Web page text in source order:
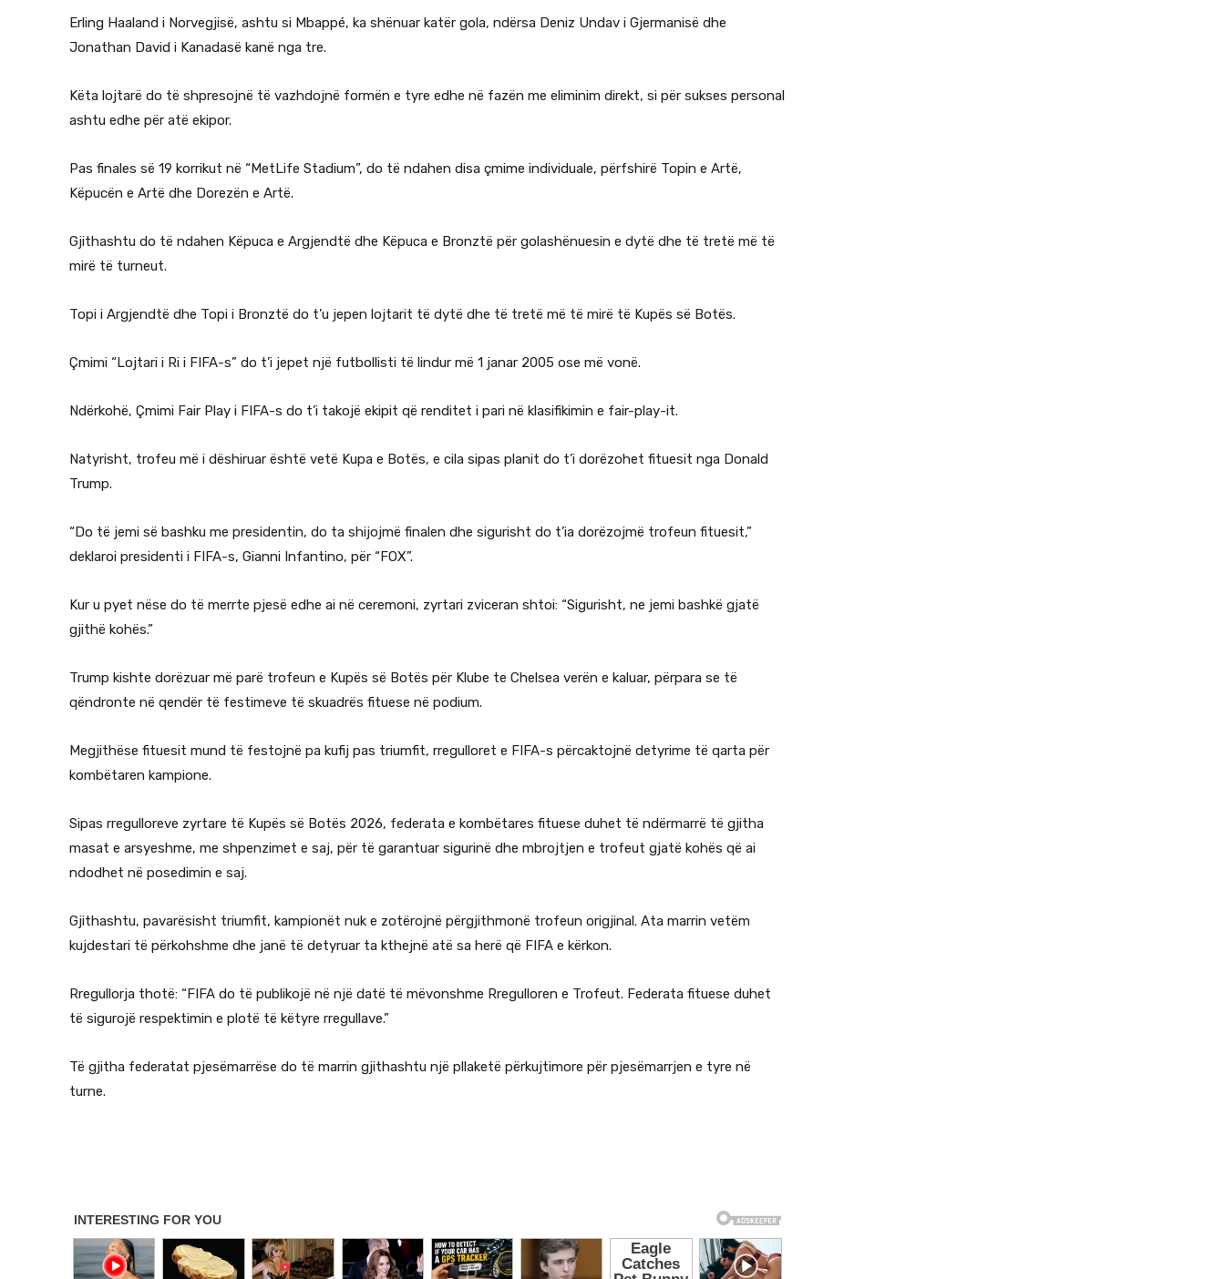
Erling Haaland i Norvegjisë, ashtu si Mbappé, ka shënuar katër gola, ndërsa Deniz Undav i Gjermanisë dhe
Jonathan David i Kanadasë kanë nga tre.
Këta lojtarë do të shpresojnë të vazhdojnë formën e tyre edhe në fazën me eliminim direkt, si për sukses personal
ashtu edhe për atë ekipor.
Pas finales së 19 korrikut në “MetLife Stadium”, do të ndahen disa çmime individuale, përfshirë Topin e Artë,
Këpucën e Artë dhe Dorezën e Artë.
Gjithashtu do të ndahen Këpuca e Argjendtë dhe Këpuca e Bronztë për golashënuesin e dytë dhe të tretë më të
mirë të turneut.
Topi i Argjendtë dhe Topi i Bronztë do t’u jepen lojtarit të dytë dhe të tretë më të mirë të Kupës së Botës.
Çmimi “Lojtari i Ri i FIFA-s” do t’i jepet një futbollisti të lindur më 1 janar 2005 ose më vonë.
Ndërkohë, Çmimi Fair Play i FIFA-s do t’i takojë ekipit që renditet i pari në klasifikimin e fair-play-it.
Natyrisht, trofeu më i dëshiruar është vetë Kupa e Botës, e cila sipas planit do t’i dorëzohet fituesit nga Donald
Trump.
“Do të jemi së bashku me presidentin, do ta shijojmë finalen dhe sigurisht do t’ia dorëzojmë trofeun fituesit,”
deklaroi presidenti i FIFA-s, Gianni Infantino, për “FOX”.
Kur u pyet nëse do të merrte pjesë edhe ai në ceremoni, zyrtari zviceran shtoi: “Sigurisht, ne jemi bashkë gjatë
gjithë kohës.”
Trump kishte dorëzuar më parë trofeun e Kupës së Botës për Klube te Chelsea verën e kaluar, përpara se të
qëndronte në qendër të festimeve të skuadrës fituese në podium.
Megjithëse fituesit mund të festojnë pa kufij pas triumfit, rregulloret e FIFA-s përcaktojnë detyrime të qarta për
kombëtaren kampione.
Sipas rregulloreve zyrtare të Kupës së Botës 2026, federata e kombëtares fituese duhet të ndërmarrë të gjitha
masat e arsyeshme, me shpenzimet e saj, për të garantuar sigurinë dhe mbrojtjen e trofeut gjatë kohës që ai
ndodhet në posedimin e saj.
Gjithashtu, pavarësisht triumfit, kampionët nuk e zotërojnë përgjithmonë trofeun origjinal. Ata marrin vetëm
kujdestari të përkohshme dhe janë të detyruar ta kthejnë atë sa herë që FIFA e kërkon.
Rregullorja thotë: “FIFA do të publikojë në një datë të mëvonshme Rregulloren e Trofeut. Federata fituese duhet
të sigurojë respektimin e plotë të këtyre rregullave.”
Të gjitha federatat pjesëmarrëse do të marrin gjithashtu një pllaketë përkujtimore për pjesëmarrjen e tyre në
turne.